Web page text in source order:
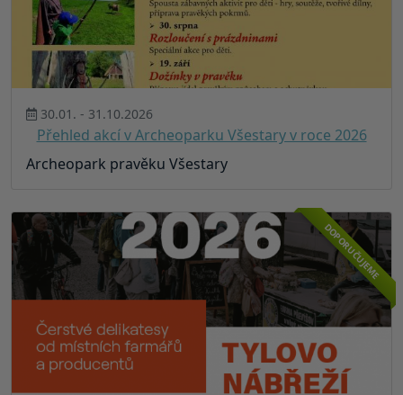
30.01. - 31.10.2026
Přehled akcí v Archeoparku Všestary v roce 2026
Archeopark pravěku Všestary
DOPORUČUJEME